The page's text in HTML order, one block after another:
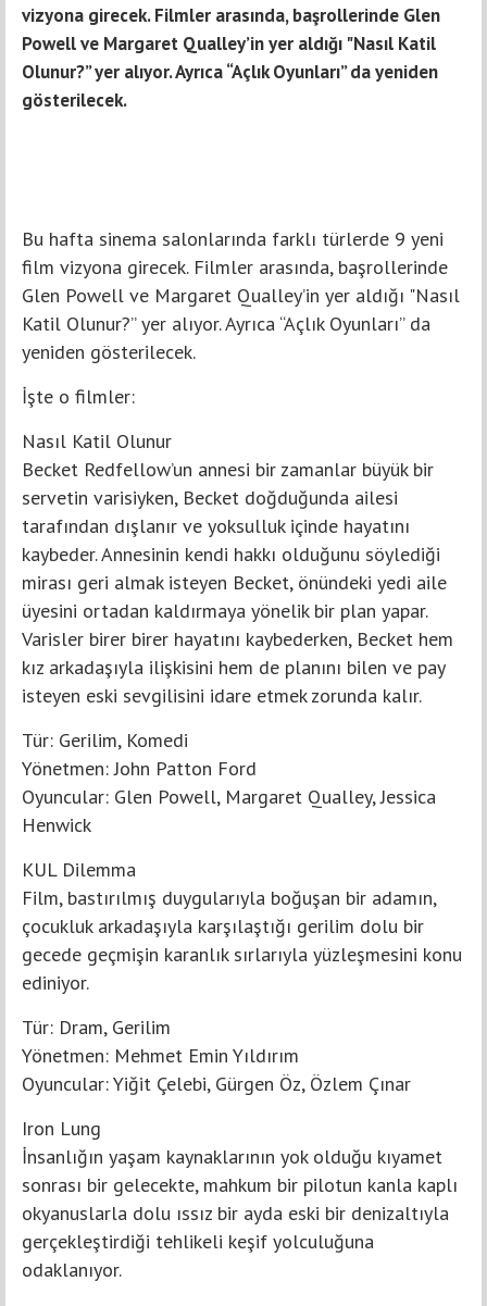
vizyona girecek. Filmler arasında, başrollerinde Glen
Powell ve Margaret Qualley’in yer aldığı "Nasıl Katil
Olunur?” yer alıyor. Ayrıca “Açlık Oyunları” da yeniden
gösterilecek.
Bu hafta sinema salonlarında farklı türlerde 9 yeni
film vizyona girecek. Filmler arasında, başrollerinde
Glen Powell ve Margaret Qualley’in yer aldığı "Nasıl
Katil Olunur?” yer alıyor. Ayrıca “Açlık Oyunları” da
yeniden gösterilecek.
İşte o filmler:
Nasıl Katil Olunur
Becket Redfellow’un annesi bir zamanlar büyük bir
servetin varisiyken, Becket doğduğunda ailesi
tarafından dışlanır ve yoksulluk içinde hayatını
kaybeder. Annesinin kendi hakkı olduğunu söylediği
mirası geri almak isteyen Becket, önündeki yedi aile
üyesini ortadan kaldırmaya yönelik bir plan yapar.
Varisler birer birer hayatını kaybederken, Becket hem
kız arkadaşıyla ilişkisini hem de planını bilen ve pay
isteyen eski sevgilisini idare etmek zorunda kalır.
Tür: Gerilim, Komedi
Yönetmen: John Patton Ford
Oyuncular: Glen Powell, Margaret Qualley, Jessica
Henwick
KUL Dilemma
Film, bastırılmış duygularıyla boğuşan bir adamın,
çocukluk arkadaşıyla karşılaştığı gerilim dolu bir
gecede geçmişin karanlık sırlarıyla yüzleşmesini konu
ediniyor.
Tür: Dram, Gerilim
Yönetmen: Mehmet Emin Yıldırım
Oyuncular: Yiğit Çelebi, Gürgen Öz, Özlem Çınar
Iron Lung
İnsanlığın yaşam kaynaklarının yok olduğu kıyamet
sonrası bir gelecekte, mahkum bir pilotun kanla kaplı
okyanuslarla dolu ıssız bir ayda eski bir denizaltıyla
gerçekleştirdiği tehlikeli keşif yolculuğuna
odaklanıyor.